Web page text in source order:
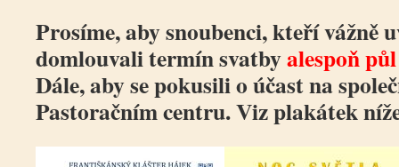
Prosíme, aby snoubenci, kteří vážně
domlouvali termín svatbyalespoň
Dále, aby se pokusili o účast na
Pastoračním centru. Viz plakátek